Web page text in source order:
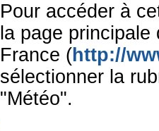
Pour accéder à
la page
France (http://
sélectionner la
"Météo".